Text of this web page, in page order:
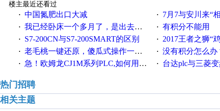
楼主最近还看过
· 中国氮肥出口大减 · 7月7与安川来“
· 我已经卧床一个多月了，是出去安装机械手在高速遭遇车祸所致:大家工作都要特别注意啊 · 有积分不能用
· S7-200CN与S7-200SMART的区别 · 2017王者之狮“鸡”情签到
· 老毛桃一键还原，傻瓜式操作一键轻松备份还原；程序为向导式安装，一键即可实现自动备份或还原系统。 · 没有积分怎么办
· 急！欧姆龙CJ1M系列PLC,如何用时间控制变频器。要求时间在组态王中可以自由输入！拜托各位大神了！ · 台达plc与三菱
热门招聘
相关主题